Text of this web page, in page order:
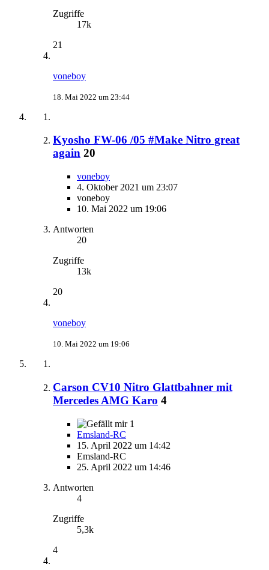
Zugriffe
17k
21
voneboy
18. Mai 2022 um 23:44
Kyosho FW-06 /05 #Make Nitro great
again 20
voneboy
4. Oktober 2021 um 23:07
voneboy
10. Mai 2022 um 19:06
Antworten
20
Zugriffe
13k
20
voneboy
10. Mai 2022 um 19:06
Carson CV10 Nitro Glattbahner mit
Mercedes AMG Karo 4
1
Emsland-RC
15. April 2022 um 14:42
Emsland-RC
25. April 2022 um 14:46
Antworten
4
Zugriffe
5,3k
4